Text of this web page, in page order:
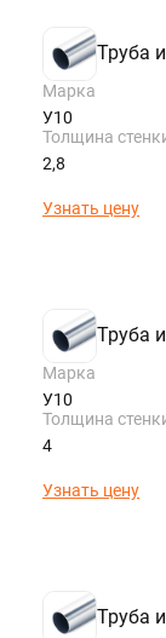
Труба
Марка
У10
Толщина
2,8
Узнать цену
Труба
Марка
У10
Толщина
4
Узнать цену
Труба